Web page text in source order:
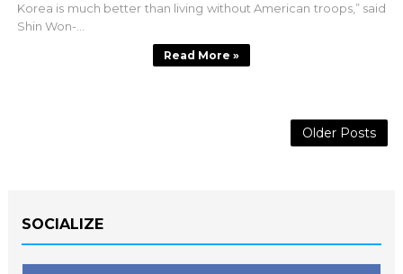
Korea is much better than living without American troops,” said
Shin Won-...
Read More »
Older Posts
SOCIALIZE